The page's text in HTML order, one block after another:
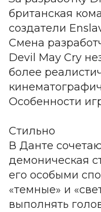
британская
создатели
Смена
Devil May Cry
более
Особенности
Стильно
В Данте
демоническая
его особыми
«темные» и
выполнять